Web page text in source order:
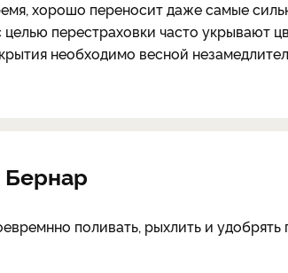
хорошо переносит даже самые
перестраховки часто укрывают
необходимо весной
Бернар
поливать, рыхлить и удобрять